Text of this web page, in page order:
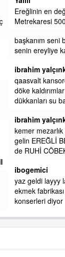
en gözde yeri yalı
liraya alamazsın.
çok oldu daha da
madde mahalle
yoldan aşağıda
ma... DEVAMI
CİĞİRLİK deniz
o boruları
... DEVAMI
layy lom
lokantası diyoruz